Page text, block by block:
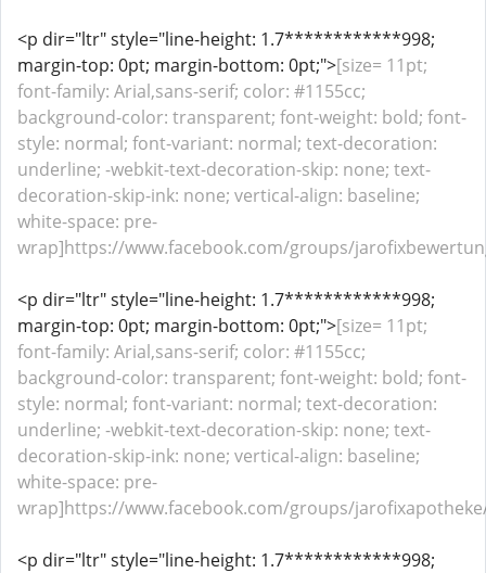
<p dir="ltr" style="line-height: 1.7************998;
margin-top: 0pt; margin-bottom: 0pt;">[size= 11pt;
font-family: Arial,sans-serif; color: #1155cc;
background-color: transparent; font-weight: bold; font-
style: normal; font-variant: normal; text-decoration:
underline; -webkit-text-decoration-skip: none; text-
decoration-skip-ink: none; vertical-align: baseline;
white-space: pre-
wrap]https://www.facebook.com/groups/
<p dir="ltr" style="line-height: 1.7************998;
margin-top: 0pt; margin-bottom: 0pt;">[size= 11pt;
font-family: Arial,sans-serif; color: #1155cc;
background-color: transparent; font-weight: bold; font-
style: normal; font-variant: normal; text-decoration:
underline; -webkit-text-decoration-skip: none; text-
decoration-skip-ink: none; vertical-align: baseline;
white-space: pre-
wrap]https://www.facebook.com/groups/
<p dir="ltr" style="line-height: 1.7************998;